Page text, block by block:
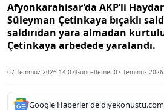
Afyonkarahisar’da AKP’li
Süleyman Çetinkaya bıçaklı
saldırıdan yara almadan
Çetinkaya arbedede yaralandı.
07 Temmuz 2026 14:07Güncelleme: 07 Temmuz
Google Haberler'de